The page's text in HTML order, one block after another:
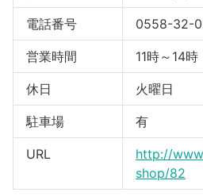
電話番号 0558-32-
営業時間 11時～14時
休日 火曜日
駐車場 有
URL
http://
shop/82